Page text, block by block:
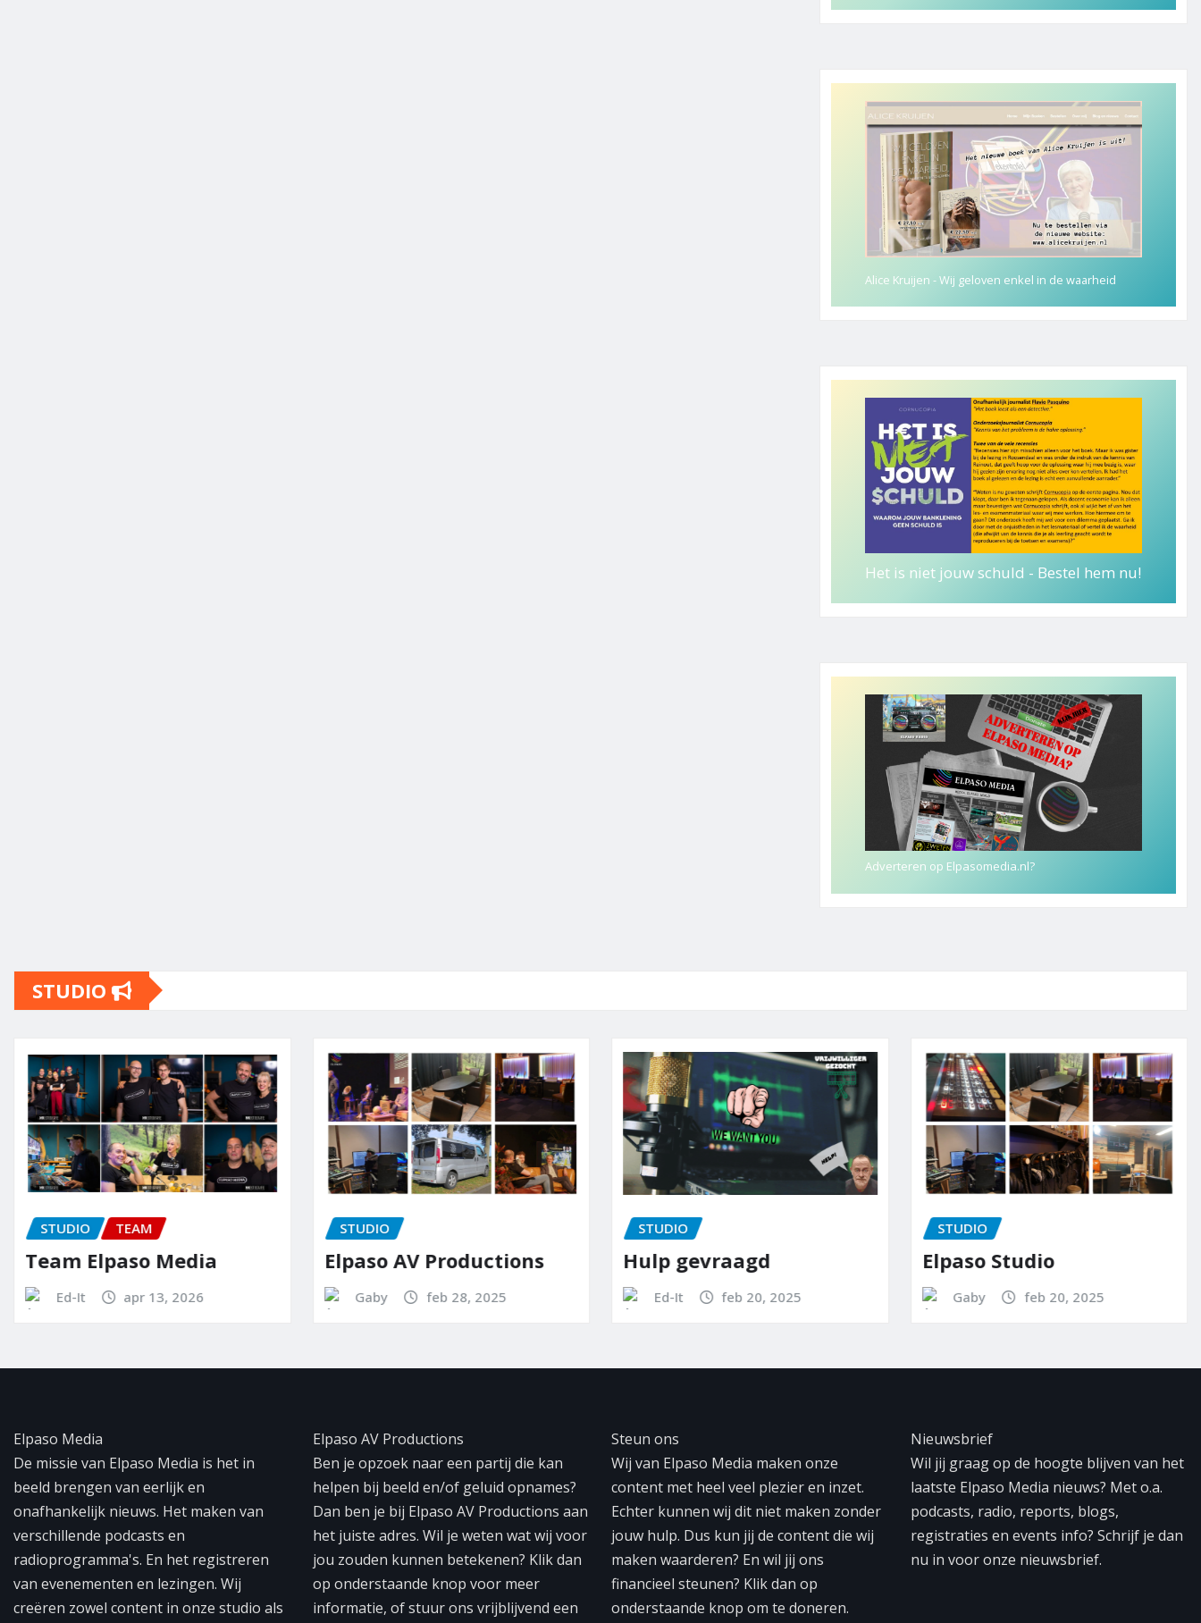
Alice Kruijen - Wij geloven enkel in de waarheid
Het is niet jouw schuld - Bestel hem nu!
Adverteren op Elpasomedia.nl?
STUDIO
STUDIO TEAM
Team Elpaso Media
Ed-It apr 13, 2026
STUDIO
Elpaso AV Productions
Gaby feb 28, 2025
STUDIO
Hulp gevraagd
Ed-It feb 20, 2025
STUDIO
Elpaso Studio
Gaby feb 20, 2025
Elpaso Media
De missie van Elpaso Media is het in
beeld brengen van eerlijk en
onafhankelijk nieuws. Het maken van
verschillende podcasts en
radioprogramma's. En het registreren
van evenementen en lezingen. Wij
creëren zowel content in onze studio als
Elpaso AV Productions
Ben je opzoek naar een partij die kan
helpen bij beeld en/of geluid opnames?
Dan ben je bij Elpaso AV Productions aan
het juiste adres. Wil je weten wat wij voor
jou zouden kunnen betekenen? Klik dan
op onderstaande knop voor meer
informatie, of stuur ons vrijblijvend een
Steun ons
Wij van Elpaso Media maken onze
content met heel veel plezier en inzet.
Echter kunnen wij dit niet maken zonder
jouw hulp. Dus kun jij de content die wij
maken waarderen? En wil jij ons
financieel steunen? Klik dan op
onderstaande knop om te doneren.
Nieuwsbrief
Wil jij graag op de hoogte blijven van het
laatste Elpaso Media nieuws? Met o.a.
podcasts, radio, reports, blogs,
registraties en events info? Schrijf je dan
nu in voor onze nieuwsbrief.